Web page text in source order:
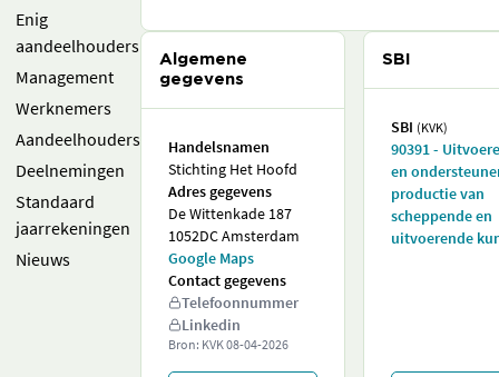
Enig
aandeelhouders
Management
Werknemers
Aandeelhouders
Deelnemingen
Standaard
jaarrekeningen
Nieuws
Algemene
gegevens
Handelsnamen
Stichting Het Hoofd
Adres gegevens
De Wittenkade 187
1052DC Amsterdam
Google Maps
Contact gegevens
Telefoonnummer
Linkedin
Bron: KVK08-04-2026
SBI
SBI (KVK)
90391 -
en
productie van
scheppende en
uitvoerende